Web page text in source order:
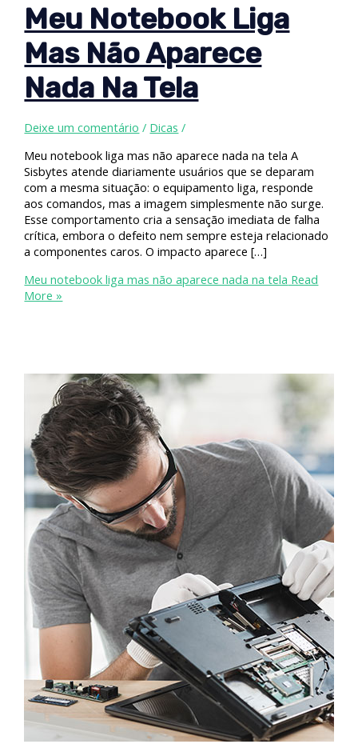
Meu Notebook Liga
Mas Não Aparece
Nada Na Tela
Deixe um comentário / Dicas /
Meu notebook liga mas não aparece nada na tela A
Sisbytes atende diariamente usuários que se deparam
com a mesma situação: o equipamento liga, responde
aos comandos, mas a imagem simplesmente não surge.
Esse comportamento cria a sensação imediata de falha
crítica, embora o defeito nem sempre esteja relacionado
a componentes caros. O impacto aparece […]
Meu notebook liga mas não aparece nada na tela Read
More »